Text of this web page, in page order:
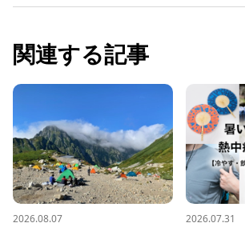
関連する記事
2026.08.07 2026.07.31